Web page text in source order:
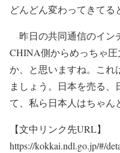
どんどん変わってきてる
昨日の共同通信のイン
CHINA側からめっちゃ
か、と思いますね。これ
ましょう。日本を売る
て、私ら日本人はちゃん
【文中リンク先URL】
https://kokkai.ndl.go.jp/#/